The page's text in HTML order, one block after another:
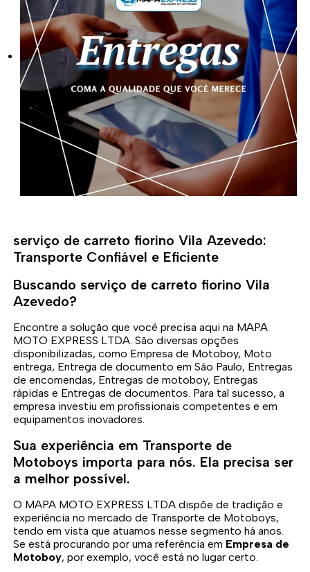
serviço de carreto fiorino Vila Azevedo:
Transporte Confiável e Eficiente
Buscando serviço de carreto fiorino Vila
Azevedo?
Encontre a solução que você precisa aqui na MAPA
MOTO EXPRESS LTDA. São diversas opções
disponibilizadas, como Empresa de Motoboy, Moto
entrega, Entrega de documento em São Paulo, Entregas
de encomendas, Entregas de motoboy, Entregas
rápidas e Entregas de documentos. Para tal sucesso, a
empresa investiu em profissionais competentes e em
equipamentos inovadores.
Sua experiência em Transporte de
Motoboys importa para nós. Ela precisa ser
a melhor possível.
O MAPA MOTO EXPRESS LTDA dispõe de tradição e
experiência no mercado de Transporte de Motoboys,
tendo em vista que atuamos nesse segmento há anos.
Se está procurando por uma referência em Empresa de
Motoboy, por exemplo, você está no lugar certo.